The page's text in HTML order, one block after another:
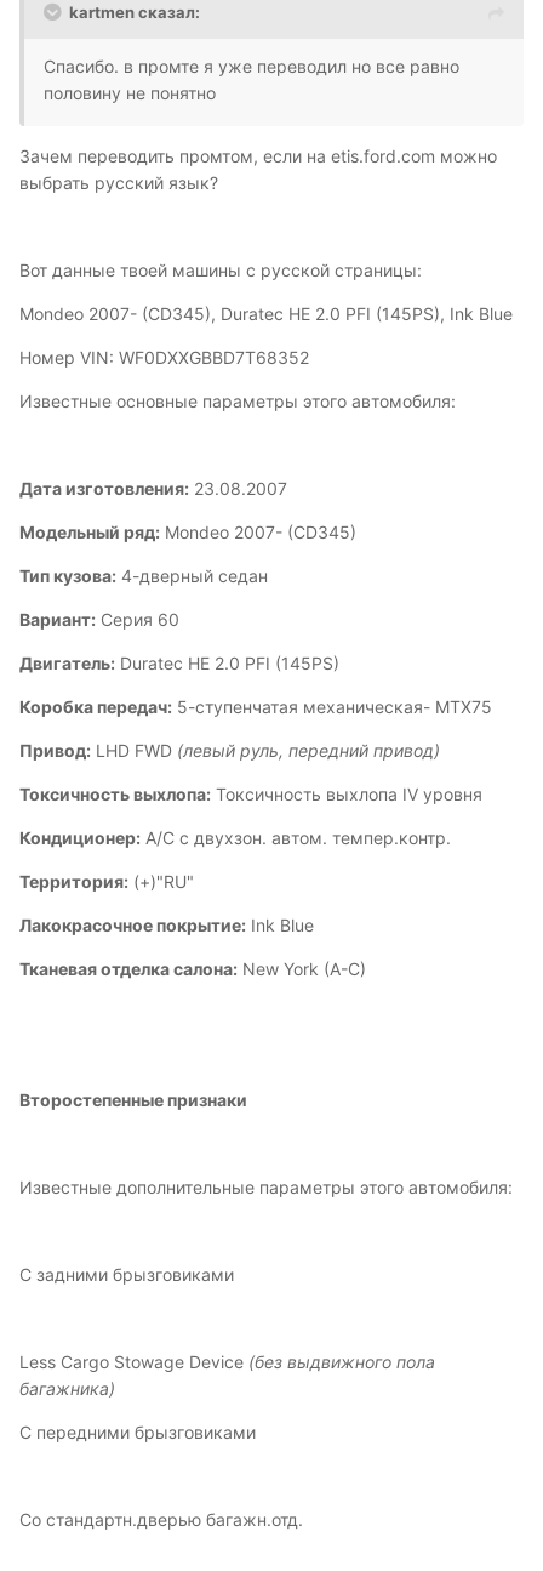
kartmen сказал:
Спасибо. в промте я уже переводил но все равно
половину не понятно
Зачем переводить промтом, если на etis.ford.com можно
выбрать русский язык?
Вот данные твоей машины с русской страницы:
Mondeo 2007- (CD345), Duratec HE 2.0 PFI (145PS), Ink Blue
Номер VIN: WF0DXXGBBD7T68352
Известные основные параметры этого автомобиля:
Дата изготовления: 23.08.2007
Модельный ряд: Mondeo 2007- (CD345)
Тип кузова: 4-дверный седан
Вариант: Серия 60
Двигатель: Duratec HE 2.0 PFI (145PS)
Коробка передач: 5-ступенчатая механическая- MTX75
Привод: LHD FWD (левый руль, передний привод)
Токсичность выхлопа: Токсичность выхлопа IV уровня
Кондиционер: А/С с двухзон. автом. темпер.контр.
Территория: (+)"RU"
Лакокрасочное покрытие: Ink Blue
Тканевая отделка салона: New York (A-C)
Второстепенные признаки
Известные дополнительные параметры этого автомобиля:
С задними брызговиками
Less Cargo Stowage Device (без выдвижного пола
багажника)
С передними брызговиками
Со стандартн.дверью багажн.отд.